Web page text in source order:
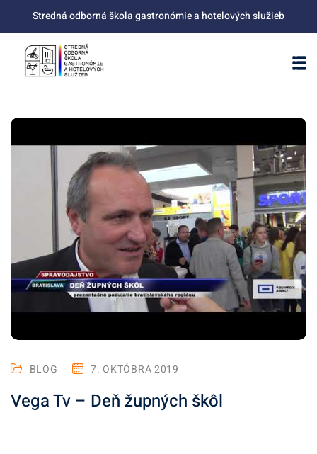
content
Stredná odborná škola gastronómie a hotelových služieb
BLOG 7. OKTÓBRA 2019
Vega Tv – Deň župných škôl